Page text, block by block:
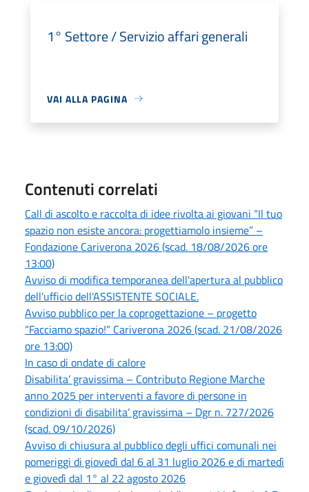
1° Settore / Servizio affari generali
VAI ALLA PAGINA
Contenuti correlati
Call di ascolto e raccolta di idee rivolta ai giovani “Il tuo
spazio non esiste ancora: progettiamolo insieme” –
Fondazione Cariverona 2026 (scad. 18/08/2026 ore
13:00)
Avviso di modifica temporanea dell'apertura al pubblico
dell'ufficio dell'ASSISTENTE SOCIALE.
Avviso pubblico per la coprogettazione – progetto
“Facciamo spazio!” Cariverona 2026 (scad. 21/08/2026
ore 13:00)
In caso di ondate di calore
Disabilita’ gravissima – Contributo Regione Marche
anno 2025 per interventi a favore di persone in
condizioni di disabilita’ gravissima – Dgr n. 727/2026
(scad. 09/10/2026)
Avviso di chiusura al pubblico degli uffici comunali nei
pomeriggi di giovedì dal 6 al 31 luglio 2026 e di martedì
e giovedì dal 1° al 22 agosto 2026